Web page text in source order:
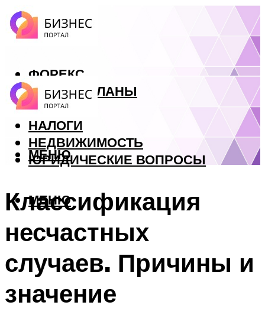
ФОРЕКС
БИЗНЕС ПЛАНЫ
КРЕДИТЫ
НАЛОГИ
НЕДВИЖИМОСТЬ
ЮРИДИЧЕСКИЕ ВОПРОСЫ
МЕНЮ
МЕНЮ
Классификация
несчастных
случаев. Причины и
значение